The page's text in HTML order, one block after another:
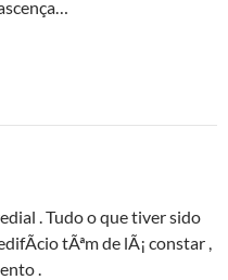
. Tudo o que tiver sido
tÃªm de lÃ¡ constar ,
.